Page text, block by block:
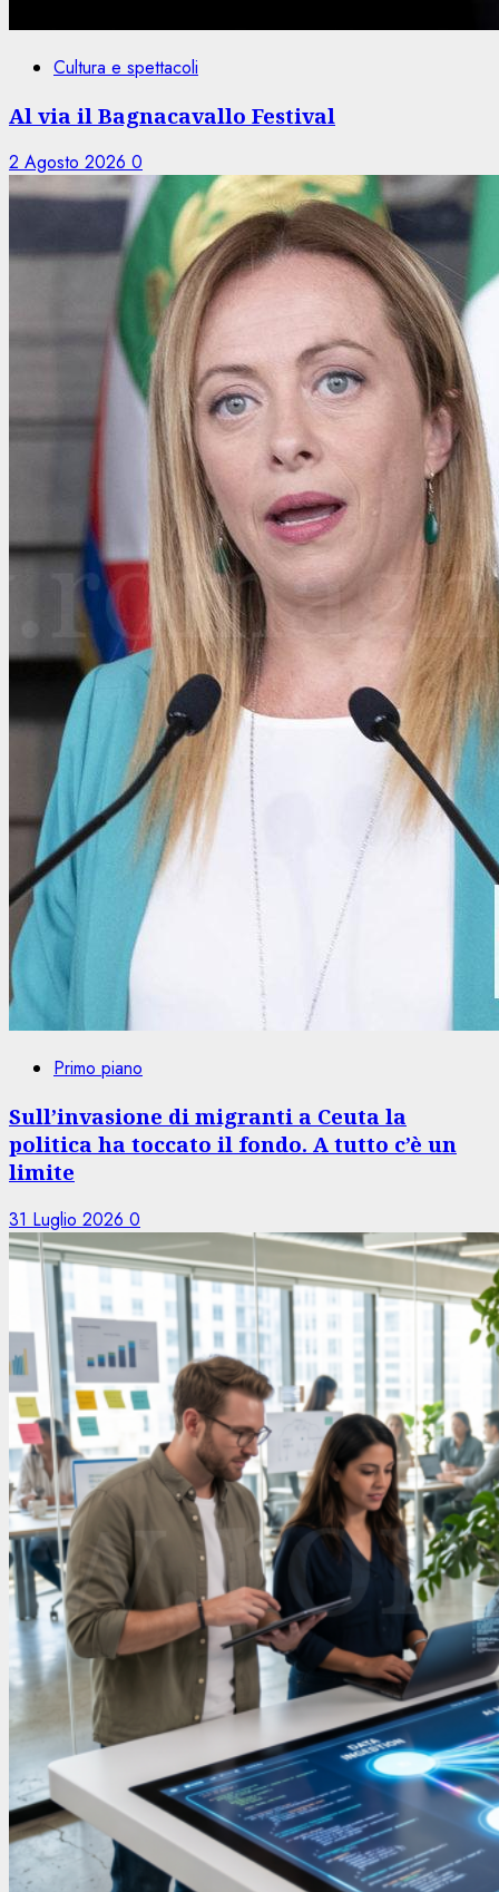
Cultura e spettacoli
Al via il Bagnacavallo Festival
2 Agosto 2026 0
Primo piano
Sull’invasione di migranti a Ceuta la
politica ha toccato il fondo. A tutto c’è un
limite
31 Luglio 2026 0